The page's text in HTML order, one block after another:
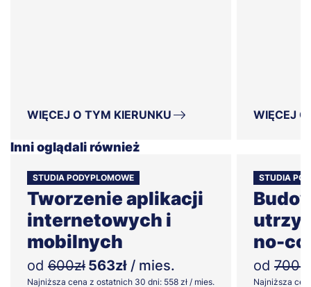
WIĘCEJ O TYM KIERUNKU WIĘCEJ
Inni oglądali również
STUDIA PODYPLOMOWE
Tworzenie aplikacji
internetowych i
mobilnych
od 600zł 563zł / mies.
Najniższa cena z ostatnich 30 dni: 558 zł / mies.
STUDIA
no-
od 700zł
Najniższa